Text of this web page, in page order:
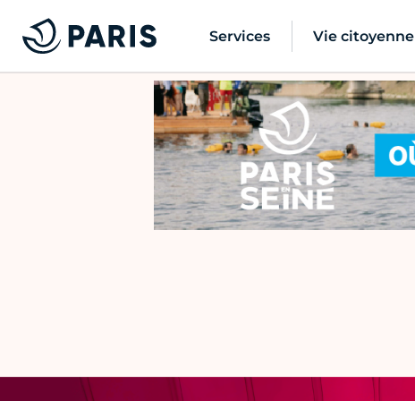
Services Vie citoyenne